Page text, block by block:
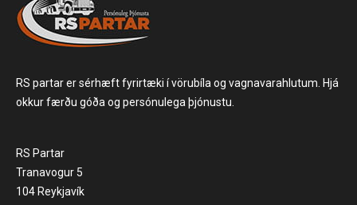
RS partar er sérhæft fyrirtæki í vörubíla og vagnavarahlutum. Hjá
okkur færðu góða og persónulega þjónustu.
RS Partar
Tranavogur 5
104 Reykjavík